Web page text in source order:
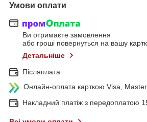
Умови оплати
Ви отримаєте замовлення
або гроші повернуться на вашу
Детальніше
Післяплата
Онлайн-оплата карткою Visa,
Накладний платіж з передоплатою